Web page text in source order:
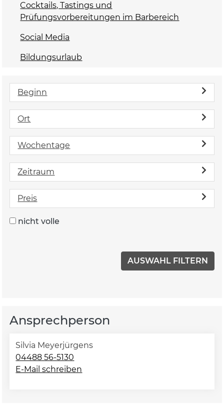
Cocktails, Tastings und
Prüfungsvorbereitungen im Barbereich
Social Media
Bildungsurlaub
Beginn
Ort
Wochentage
Zeitraum
Preis
nicht volle
Ansprechperson
Silvia Meyerjürgens
04488 56-5130
E-Mail schreiben